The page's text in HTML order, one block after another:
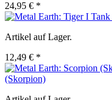
24,95 € *
Artikel auf Lager.
12,49 € *
(Skorpion)